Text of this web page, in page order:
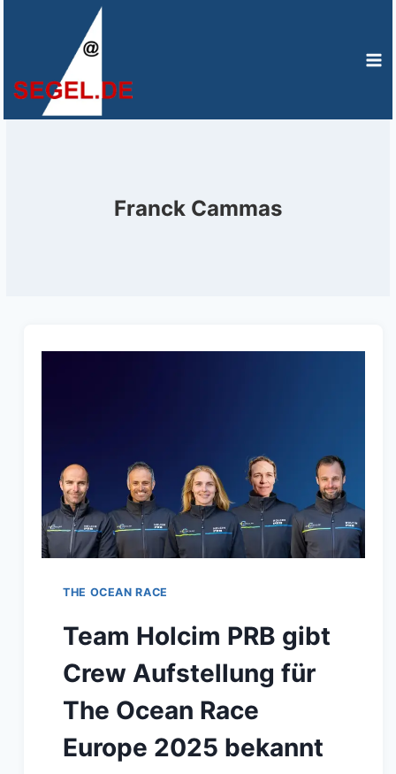
springen
Franck Cammas
THE OCEAN RACE
Team Holcim PRB gibt
Crew Aufstellung für
The Ocean Race
Europe 2025 bekannt